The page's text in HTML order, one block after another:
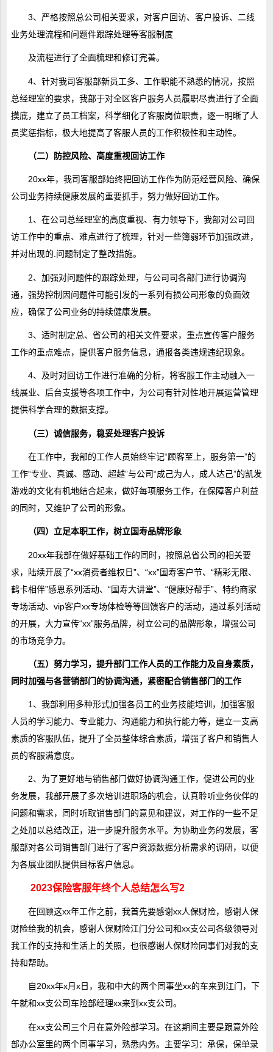
3、严格按照总公司相关要求，对客户回访、客户投诉、二线
业务处理流程和问题件跟踪处理等客服制度
及流程进行了全面梳理和修订完善。
4、针对我司客服部新员工多、工作职能不熟悉的情况，按照
总经理室的要求，我部于对全区客户服务人员履职尽责进行了全面
摸底，建立了员工档案，科学细化了客服岗位职责，逐一明晰了人
员奖惩指标，极大地提高了客服人员的工作积极性和主动性。
（二）防控风险、高度重视回访工作
20xx年，我司客服部始终把回访工作作为防范经营风险、确保
公司业务持续健康发展的重要抓手，努力做好回访工作。
1、在公司总经理室的高度重视、有力领导下，我部对公司回
访工作中的重点、难点进行了梳理，针对一些簿弱环节加强改进，
并对出现的.问题制定了整改措施。
2、加强对问题件的跟踪处理，与公司司各部门进行协调沟
通，强势控制因问题件可能引发的一系列有损公司形象的负面效
应，确保了公司业务的持续健康发展。
3、适时制定总、省公司的相关文件要求，重点宣传客户服务
工作的重点难点，提供客户服务信息，通报各类违规违纪现象。
4、及时对回访工作进行准确的分析，将客服工作主动融入一
线展业、后台支援等各项工作中，为公司有针对性地开展运营管理
提供科学合理的数据支撑。
（三）诚信服务，稳妥处理客户投诉
在工作中，我部的工作人员始终牢记“顾客至上，服务第一”的
工作“专业、真诚、感动、超越”与公司“成己为人，成人达己”的凯发
游戏的文化有机地结合起来，做好每项服务工作，在保障客户利益
的同时，又维护了公司的形象。
（四）立足本职工作，树立国寿品牌形象
20xx年我部在做好基础工作的同时，按照总省公司的相关要
求，陆续开展了“xx消费者维权日”、“xx”国寿客户节、“精彩无限、
鹤卡相伴”感恩系列活动、“国寿大讲堂”、“健康好帮手”、特约商家
专场活动、vip客户xx专场体检等等回馈客户的活动，通过系列活动
的开展，大力宣传“xx”服务品牌，树立公司的品牌形象，增强公司
的市场竞争力。
（五）努力学习，提升部门工作人员的工作能力及自身素质，
同时加强与各营销部门的协调沟通，紧密配合销售部门的工作
1、我部利用多种形式加强各员工的业务技能培训，加强客服
人员的学习能力、专业能力、沟通能力和执行能力等，建立一支高
素质的客服队伍，提升了全员整体综合素质，增强了客户和销售人
员的客服满意度。
2、为了更好地与销售部门做好协调沟通工作，促进公司的业
务发展，我部开展了多次培训进职场的机会，认真聆听业务伙伴的
问题和需求，同时听取销售部门的意见和建议，对工作的一些不足
之处加以总结改正，进一步提升服务水平。为协助业务的发展，客
服部对各公司销售部门进行了客户资源数据分析需求的调研，以便
为各展业团队提供目标客户信息。
2023保险客服年终个人总结怎么写2
在回顾这xx年工作之前，我首先要感谢xx人保财险，感谢人保
财险给我的机会，感谢人保财险江门分公司和xx支公司各级领导对
我工作的支持和生活上的关照，也很感谢人保财险同事们对我的支
持和帮助。
自20xx年x月x日，我和中大的两个同事坐xx的车来到江门，下
午就和xx支公司车险部经理xx来到xx支公司。
在xx支公司三个月在意外险部学习。在这期间主要是跟意外险
部办公室里的两个同事学习，熟悉内务。主要学习：承保，保单录